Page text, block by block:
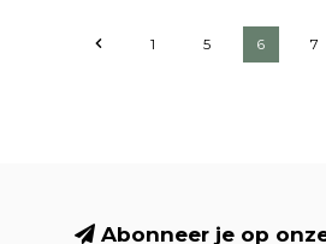
1 5 6 7
Abonneer je op